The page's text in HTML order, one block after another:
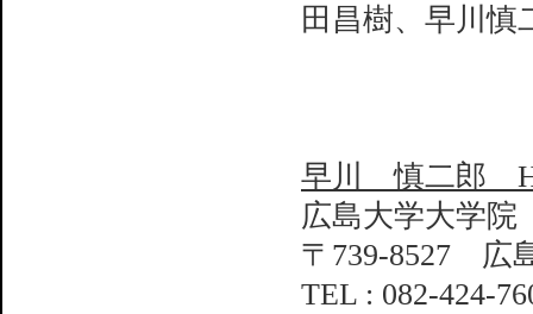
田昌樹、早川
早川 慎二郎
広島大学大学
〒739-8527 広
TEL : 082-424-